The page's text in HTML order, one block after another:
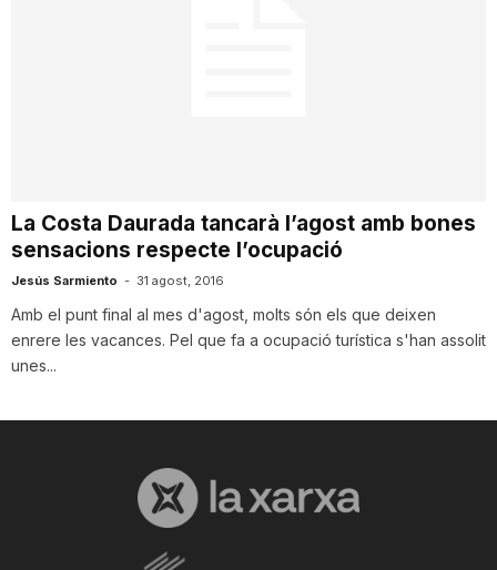
La Costa Daurada tancarà l’agost amb bones
sensacions respecte l’ocupació
Jesús Sarmiento - 31 agost, 2016
Amb el punt final al mes d'agost, molts són els que deixen
enrere les vacances. Pel que fa a ocupació turística s'han assolit
unes...